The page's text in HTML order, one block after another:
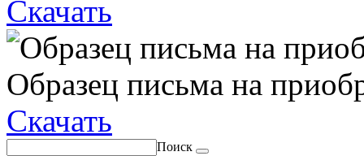
Скачать
Образец письма на
Скачать
Поиск